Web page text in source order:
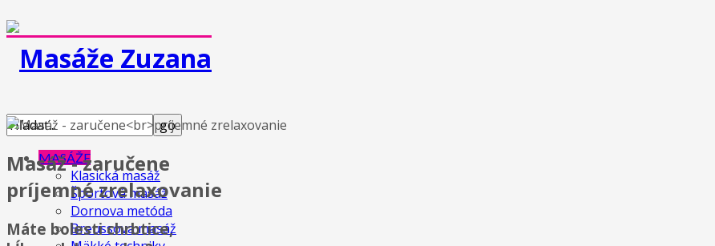
MASÁŽE
Klasická masáž
Športová masáž
Dornova metóda
Breussova masáž
Masáž - zaručene
príjemné zrelaxovanie
Máte bolesti chrbtice,